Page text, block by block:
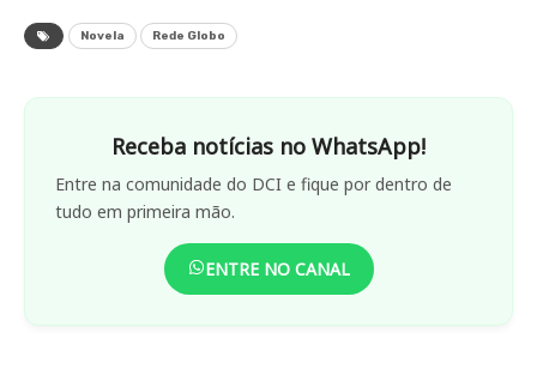
Novela Rede Globo
Receba notícias no WhatsApp!
Entre na comunidade do DCI e fique por dentro de
tudo em primeira mão.
ENTRE NO CANAL